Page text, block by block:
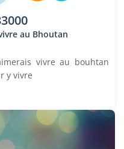
au Bhoutan
vivre au bouhtan
y vivre